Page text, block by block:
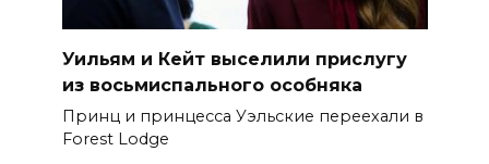
Уильям и Кейт выселили прислугу
из восьмиспального особняка
Принц и принцесса Уэльские переехали в
Forest Lodge